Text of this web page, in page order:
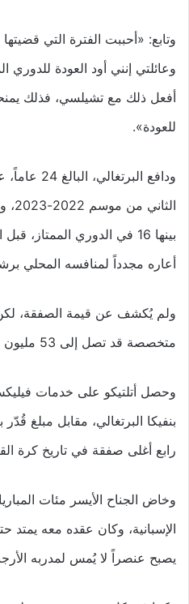
وتابع: «أحببت الفترة التي
وعائلتي إنني أود العودة للدوري
أفعل ذلك مع تشيلسي، فذلك
للعودة».
ودافع
بينها 16 في الدوري الممتاز،
أعاره مجدداً لمنافسه المحلي
ولم يُكشف عن قيمة الصفقة، لكن
متخصصة قد تصل إلى 53 مليون يورو.
رابع أغلى صفقة في تاريخ كرة
وخاض الجناح الأيسر مئات
يصبح عنصراً لا يُمس لمدربه